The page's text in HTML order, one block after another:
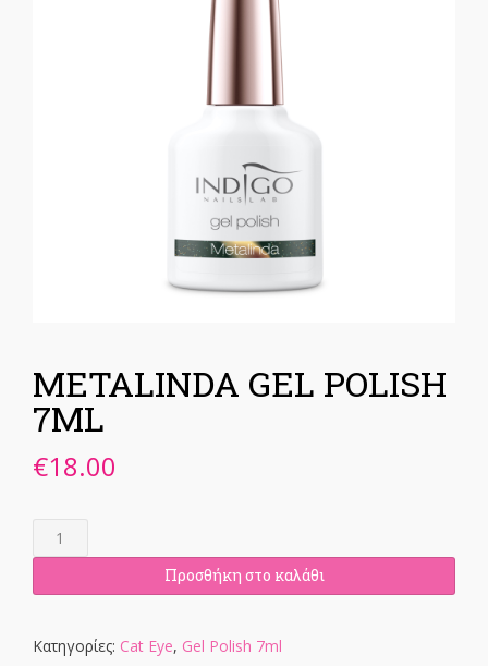
METALINDA GEL POLISH
7ML
€18.00
METALINDA
GEL
7ML
Προσθήκη στο καλάθι
Κατηγορίες: Cat Eye, Gel Polish 7ml